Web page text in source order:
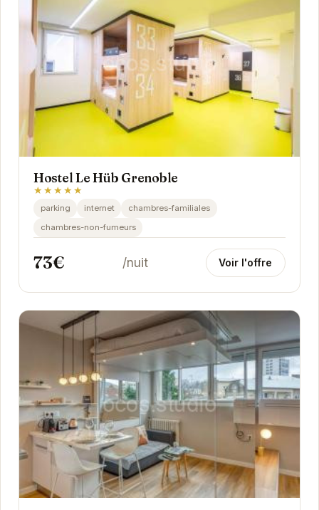
Hostel Le Hüb Grenoble
★★★★★
parking internet
chambres-familiales
chambres-non-fumeurs
73€ /nuit Voir l'offre